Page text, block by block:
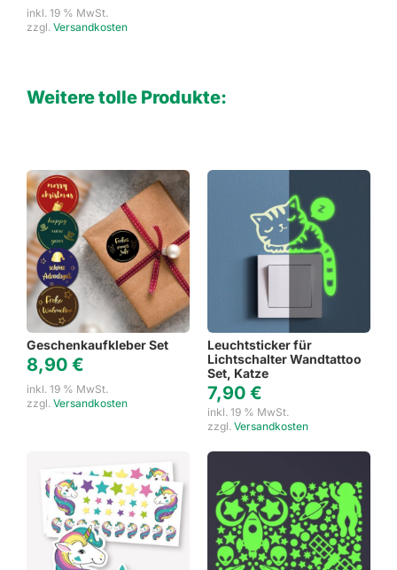
inkl. 19 % MwSt.
zzgl. Versandkosten
Weitere tolle Produkte:
Geschenkaufkleber Set
8,90 €
inkl. 19 % MwSt.
zzgl. Versandkosten
Leuchtsticker für
Lichtschalter Wandtattoo
Set, Katze
7,90 €
inkl. 19 % MwSt.
zzgl. Versandkosten